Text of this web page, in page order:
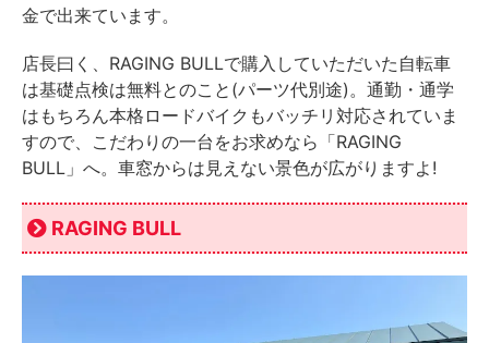
金で出来ています。
店長曰く、RAGING BULLで購入していただいた自転車
は基礎点検は無料とのこと(パーツ代別途)。通勤・通学
はもちろん本格ロードバイクもバッチリ対応されていま
すので、こだわりの一台をお求めなら「RAGING
BULL」へ。車窓からは見えない景色が広がりますよ!
RAGING BULL